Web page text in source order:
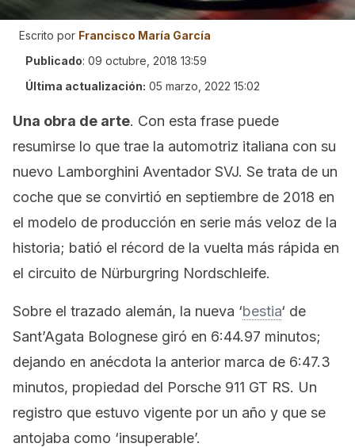
Escrito por Francisco María García
Publicado: 09 octubre, 2018 13:59
Última actualización: 05 marzo, 2022 15:02
Una obra de arte. Con esta frase puede
resumirse lo que trae la automotriz italiana con su
nuevo Lamborghini Aventador SVJ. Se trata de un
coche que se convirtió en septiembre de 2018 en
el modelo de producción en serie más veloz de la
historia; batió el récord de la vuelta más rápida en
el circuito de Nürburgring Nordschleife.
Sobre el trazado alemán, la nueva ‘bestia‘ de
Sant’Agata Bolognese giró en 6:44.97 minutos;
dejando en anécdota la anterior marca de 6:47.3
minutos, propiedad del Porsche 911 GT RS. Un
registro que estuvo vigente por un año y que se
antojaba como ‘insuperable’.